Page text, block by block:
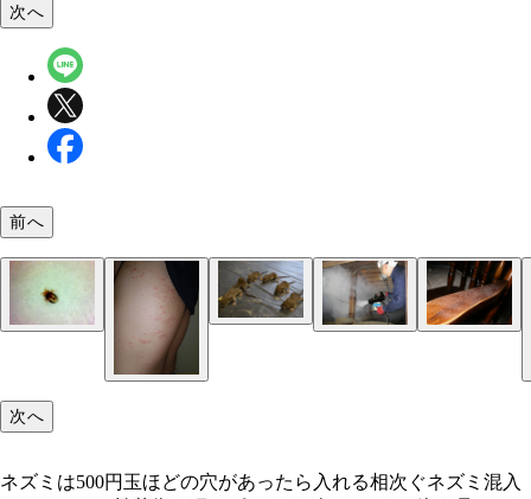
1回の出産で5、6匹が生まれる。赤ちゃんは悔しい
っとカワイイ
次へ
前へ
次へ
ネズミは500円玉ほどの穴があったら入れる相次ぐネズミ混入